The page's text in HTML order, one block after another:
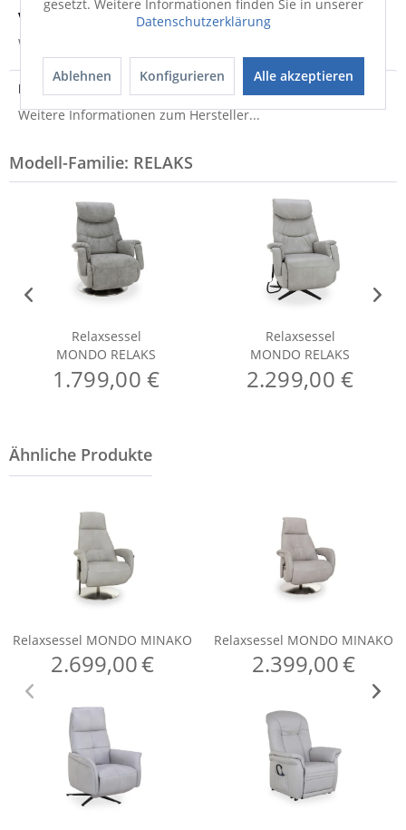
Versandinfo
Weitere Informationen zum Versand...
Hersteller
Weitere Informationen zum Hersteller...
Modell-Familie: RELAKS
Relaxsessel
MONDO RELAKS
1.799,00 €
Relaxsessel
MONDO RELAKS
2.299,00 €
gesetzt. Weitere Informationen finden Sie in unserer
Datenschutzerklärung
Ablehnen Konfigurieren Alle akzeptieren